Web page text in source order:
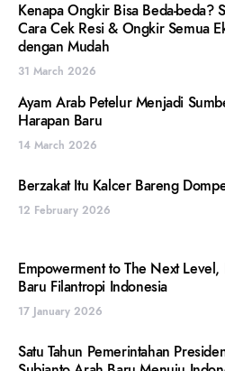
Kenapa Ongkir Bisa Beda-beda?
Cara Cek Resi & Ongkir Semua
dengan Mudah
31 March 2026
Ayam Arab Petelur Menjadi
Harapan Baru
14 March 2026
Berzakat Itu Kalcer Bareng
12 February 2026
Empowerment to The Next Level,
Baru Filantropi Indonesia
17 January 2026
Satu Tahun Pemerintahan